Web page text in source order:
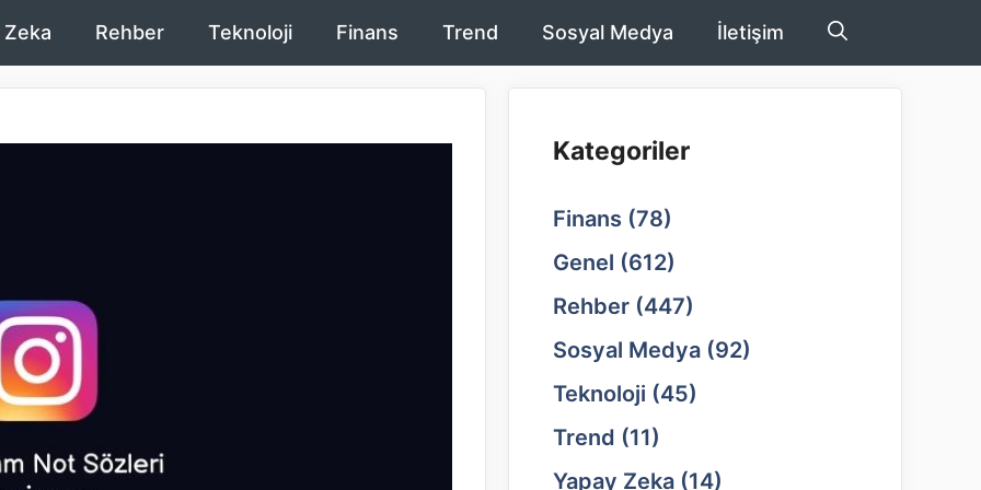
Zeka Rehber Teknoloji Finans Trend Sosyal Medya İletişim
Kategoriler
Finans (78)
Genel (612)
Rehber (447)
Sosyal Medya (92)
Teknoloji (45)
Trend (11)
Yapay Zeka (14)